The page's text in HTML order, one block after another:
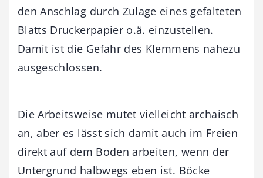
den Anschlag durch Zulage eines gefalteten
Blatts Druckerpapier o.ä. einzustellen.
Damit ist die Gefahr des Klemmens nahezu
ausgeschlossen.
Die Arbeitsweise mutet vielleicht archaisch
an, aber es lässt sich damit auch im Freien
direkt auf dem Boden arbeiten, wenn der
Untergrund halbwegs eben ist. Böcke